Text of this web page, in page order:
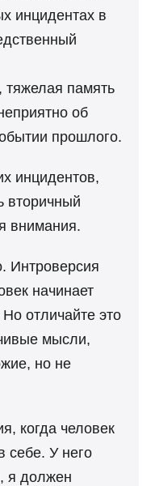
инцидентах в
тяжелая память
об
прошлого.
инцидентов,
вторичный
внимания.
Интроверсия
начинает
отличайте это
мысли,
но не
когда человек
себе. У него
я должен